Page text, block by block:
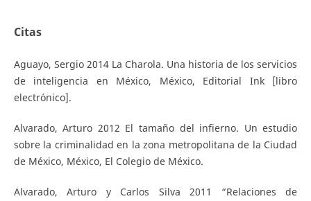
Citas
Aguayo, Sergio 2014 La Charola. Una historia de los servicios
de inteligencia en México, México, Editorial Ink [libro
electrónico].
Alvarado, Arturo 2012 El tamaño del infierno. Un estudio
sobre la criminalidad en la zona metropolitana de la Ciudad
de México, México, El Colegio de México.
Alvarado, Arturo y Carlos Silva 2011 “Relaciones de